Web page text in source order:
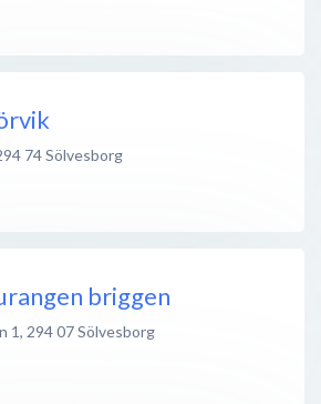
74Sölvesborg
briggen
1, 294 07Sölvesborg